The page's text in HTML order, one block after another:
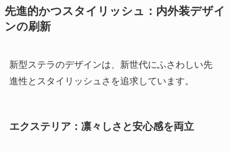
先進的かつスタイリッシュ：内外装デザイ
ンの刷新
新型ステラのデザインは、新世代にふさわしい先
進性とスタイリッシュさを追求しています。
エクステリア：凛々しさと安心感を両立